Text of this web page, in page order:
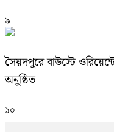
৯
সৈয়দপুরে বাউস্টে
অনুষ্ঠিত
১০